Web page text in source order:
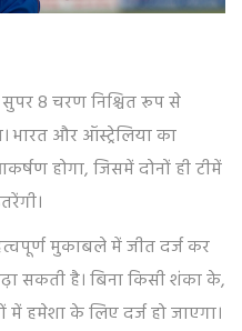
8 चरण निश्चित रूप से
भारत और ऑस्ट्रेलिया का
होगा, जिसमें दोनों ही टीमें
मुकाबले में जीत दर्ज कर
है। बिना किसी शंका के,
हमेशा के लिए दर्ज हो जाएगा।